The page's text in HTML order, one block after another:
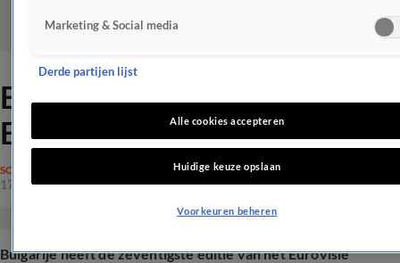
Bulgarije wint voor het eerst
Eurovisie Songfestival
SONGFESTIVAL
17 mei 2026, 09:09
Bulgarije heeft de zeventigste editie van het Eurovisie
Marketing & Social media
Derde partijen lijst
Alle cookies accepteren
Huidige keuze opslaan
Voorkeuren beheren